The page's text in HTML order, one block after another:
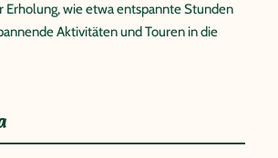
Erholung, wie etwa entspannte Stunden
Aktivitäten und Touren in die